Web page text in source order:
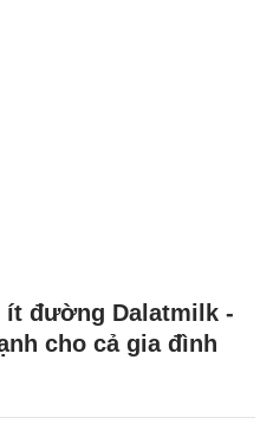
đường Dalatmilk -
cho cả gia đình